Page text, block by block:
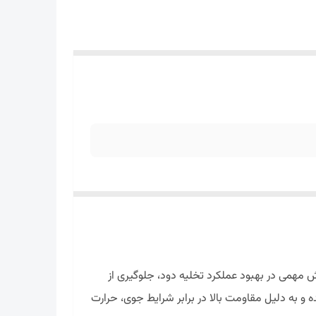
در بهبود عملکرد تخلیه دود، جلوگیری از
به دلیل مقاومت بالا در برابر شرایط جوی، حرارت